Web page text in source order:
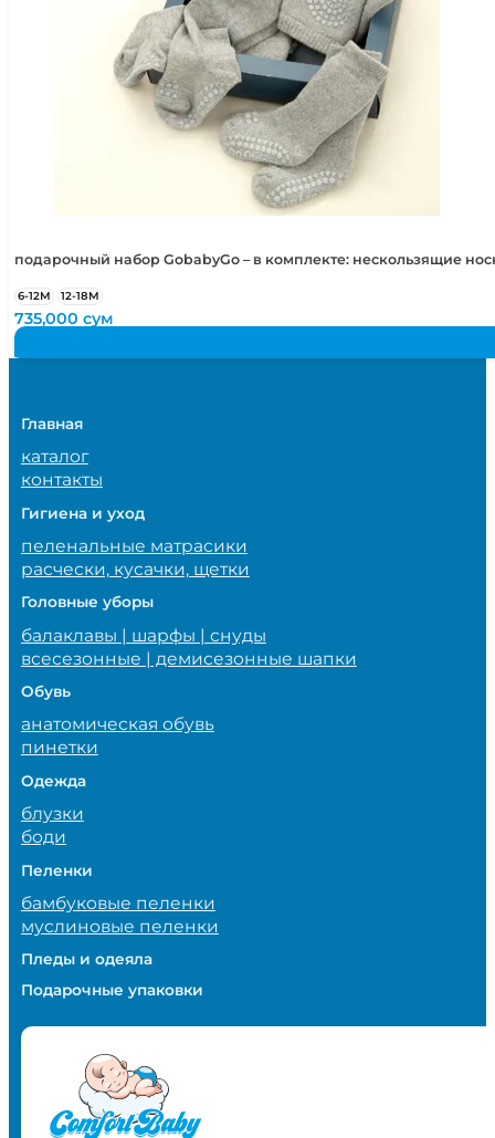
подарочный набор GobabyGo – в комплекте: нескользящие
6-12М 12-18М
735,000сум
Главная
каталог
контакты
Гигиена и уход
пеленальные матрасики
расчески, кусачки, щетки
Головные уборы
балаклавы | шарфы | снуды
всесезонные | демисезонные шапки
Обувь
анатомическая обувь
пинетки
Одежда
блузки
боди
Пеленки
бамбуковые пеленки
муслиновые пеленки
Пледы и одеяла
Подарочные упаковки